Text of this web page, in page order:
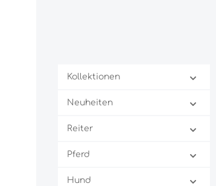
Kollektionen
Neuheiten
Reiter
Pferd
Hund